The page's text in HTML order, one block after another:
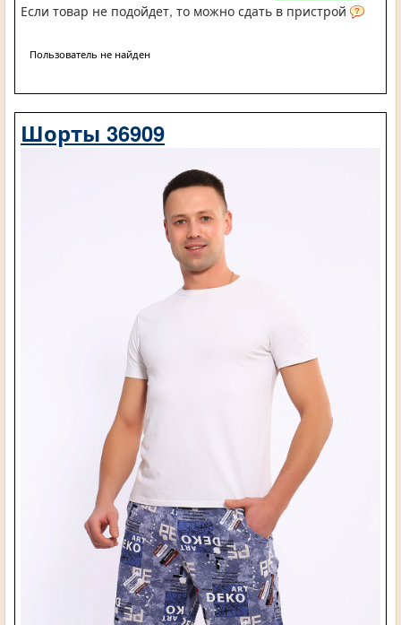
Если товар не подойдет, то можно сдать в пристрой
Пользователь не найден
Шорты 36909